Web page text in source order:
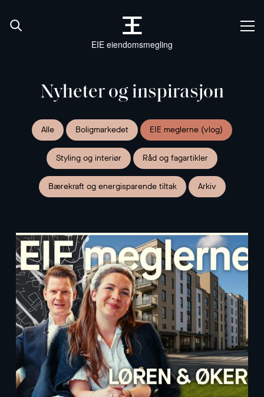
EIE eiendomsmegling
Nyheter og inspirasjon
Alle Boligmarkedet EIE meglerne (vlog)
Styling og interiør Råd og fagartikler
Bærekraft og energisparende tiltak Arkiv